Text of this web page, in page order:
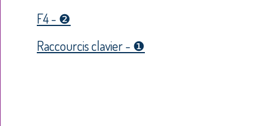
F4 - ❷
Raccourcis clavier - ❶